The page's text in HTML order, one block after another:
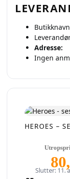
Adresse:
Ingen
Slutter: 11.
HEROES –
80